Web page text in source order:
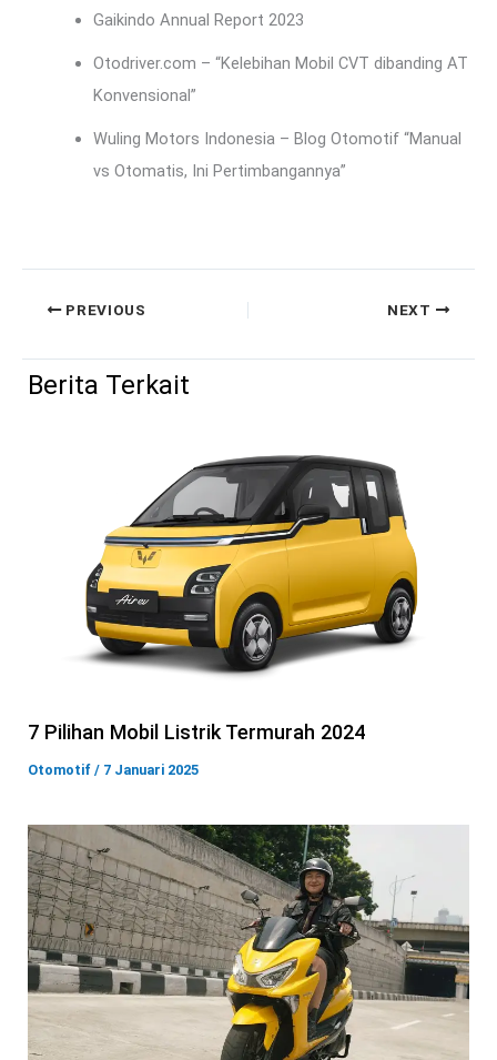
Gaikindo Annual Report 2023
Otodriver.com – “Kelebihan Mobil CVT dibanding AT
Konvensional”
Wuling Motors Indonesia – Blog Otomotif “Manual
vs Otomatis, Ini Pertimbangannya”
PREVIOUS NEXT
Berita Terkait
7 Pilihan Mobil Listrik Termurah 2024
Otomotif / 7 Januari 2025